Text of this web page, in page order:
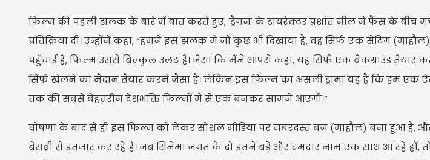
फिल्म की पहली झलक के बारे में बात करते हुए, 'ड्रैगन' के डायरेक्टर प्रशांत नील ने फैंस के बीच
प्रतिक्रिया दी। उन्होंने कहा, “हमने इस झलक में जो कुछ भी दिखाया है, वह सिर्फ एक सेटिंग
पहुँचाई है, फिल्म उससे बिल्कुल उलट है। जैसा कि मैंने आपसे कहा, यह सिर्फ एक बैकग्राउंड तैयार
सिर्फ खेलने का मैदान तैयार करने जैसा है। लेकिन इस फिल्म का असली ड्रामा यह है कि हम एक
तक की सबसे बेहतरीन देशभक्ति फिल्मों में से एक बनकर सामने आएगी।”
घोषणा के बाद से ही इस फिल्म को लेकर सोशल मीडिया पर जबरदस्त बज (माहौल) बना हुआ
बेसब्री से इंतजार कर रहे हैं। जब सिनेमा जगत के दो इतने बड़े और दमदार नाम एक साथ आ रहे हों, तो